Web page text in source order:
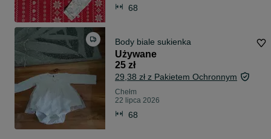
68
Body biale sukienka
Używane
25 zł
29,38 zł z Pakietem Ochronnym
Chełm
22 lipca 2026
68